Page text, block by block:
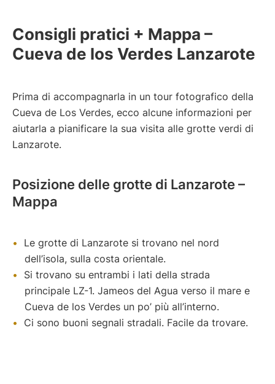
Consigli pratici + Mappa –
Cueva de los Verdes Lanzarote
Prima di accompagnarla in un tour fotografico della
Cueva de Los Verdes, ecco alcune informazioni per
aiutarla a pianificare la sua visita alle grotte verdi di
Lanzarote.
Posizione delle grotte di Lanzarote –
Mappa
Le grotte di Lanzarote si trovano nel nord
dell’isola, sulla costa orientale.
Si trovano su entrambi i lati della strada
principale LZ-1. Jameos del Agua verso il mare e
Cueva de los Verdes un po’ più all’interno.
Ci sono buoni segnali stradali. Facile da trovare.